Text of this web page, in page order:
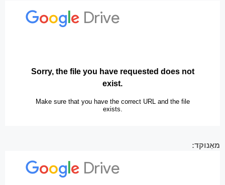
מאַנוקד: